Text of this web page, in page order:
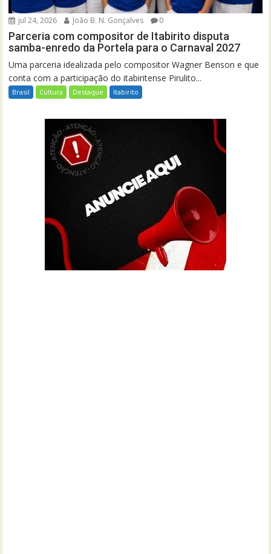
jul 24, 2026 João B. N. Gonçalves 0
Parceria com compositor de Itabirito disputa
samba-enredo da Portela para o Carnaval 2027
Uma parceria idealizada pelo compositor Wagner Benson e que
conta com a participação do itabiritense Pirulito...
Brasil Cultura Destaque Itabirito